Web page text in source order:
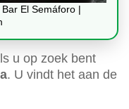
El Semáforo |
u op zoek bent
. U vindt het aan de